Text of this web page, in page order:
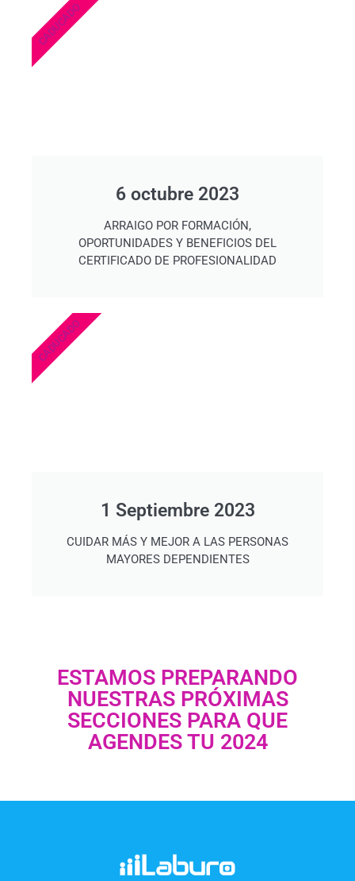
6 octubre 2023
ARRAIGO POR FORMACIÓN,
OPORTUNIDADES Y BENEFICIOS DEL
CERTIFICADO DE PROFESIONALIDAD
CADUCADO
1 Septiembre 2023
CUIDAR MÁS Y MEJOR A LAS PERSONAS
MAYORES DEPENDIENTES
CADUCADO
ESTAMOS PREPARANDO
NUESTRAS PRÓXIMAS
SECCIONES PARA QUE
AGENDES TU 2024